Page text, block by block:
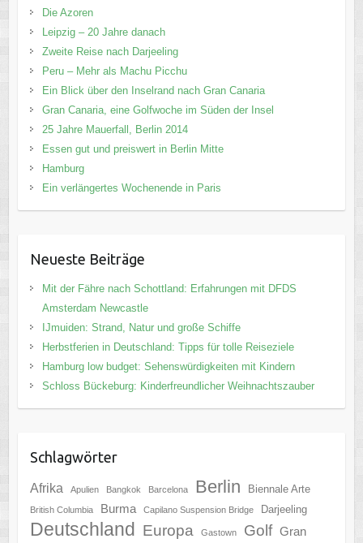
Die Azoren
Leipzig – 20 Jahre danach
Zweite Reise nach Darjeeling
Peru – Mehr als Machu Picchu
Ein Blick über den Inselrand nach Gran Canaria
Gran Canaria, eine Golfwoche im Süden der Insel
25 Jahre Mauerfall, Berlin 2014
Essen gut und preiswert in Berlin Mitte
Hamburg
Ein verlängertes Wochenende in Paris
Neueste Beiträge
Mit der Fähre nach Schottland: Erfahrungen mit DFDS
Amsterdam Newcastle
IJmuiden: Strand, Natur und große Schiffe
Herbstferien in Deutschland: Tipps für tolle Reiseziele
Hamburg low budget: Sehenswürdigkeiten mit Kindern
Schloss Bückeburg: Kinderfreundlicher Weihnachtszauber
Schlagwörter
Afrika Apulien Bangkok Barcelona Berlin Biennale Arte
British Columbia Burma Capilano Suspension Bridge Darjeeling
Deutschland Europa Gastown Golf Gran